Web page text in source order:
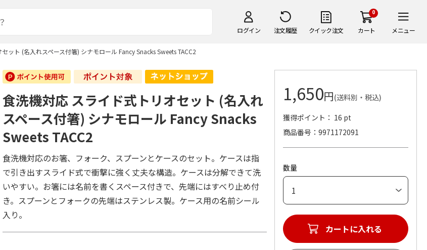
ログイン 注文履歴 クイック注文
0
カート メニュー
ット (名入れスペース付箸) シナモロール Fancy Snacks Sweets TACC2
食洗機対応 スライド式トリオセット (名入れ
スペース付箸) シナモロール Fancy Snacks
Sweets TACC2
食洗機対応のお箸、フォーク、スプーンとケースのセット。ケースは指
で引き出すスライド式で衝撃に強く丈夫な構造。ケースは分解できて洗
いやすい。お箸には名前を書くスペース付きで、先端にはすべり止め付
き。スプーンとフォークの先端はステンレス製。ケース用の名前シール
入り。
1,650円(送料別・税込)
獲得ポイント： 16 pt
商品番号
9971172091
数量
カートに入れる